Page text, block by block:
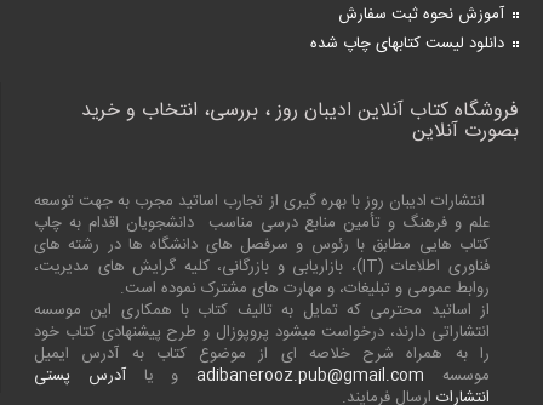
آموزش نحوه ثبت سفارش
دانلود لیست کتابهای چاپ شده
فروشگاه کتاب آنلاین ادیبان روز ، بررسی، انتخاب و خرید
بصورت آنلاین
انتشارات ادیبان روز با بهره گیری از تجارب اساتید مجرب به جهت توسعه
علم و فرهنگ و تأمین منابع درسی مناسب دانشجویان اقدام به چاپ
کتاب هایی مطابق با رئوس و سرفصل های دانشگاه ها در رشته های
فناوری اطلاعات (IT)، بازاریابی و بازرگانی، کلیه گرایش های مدیریت،
روابط عمومی و تبلیغات، و مهارت های مشترک نموده است.
از اساتید محترمی که تمایل به تالیف کتاب با همکاری این موسسه
انتشاراتی دارند، درخواست میشود پروپوزال و طرح پیشنهادی کتاب خود
را به همراه شرح خلاصه ای از موضوع کتاب به آدرس ایمیل
موسسه adibanerooz.pub@gmail.comو یاآدرس پستی
انتشارات ارسال فرمایند.